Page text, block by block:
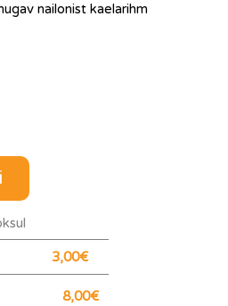
nailonist kaelarihm
3,00€
8,00€